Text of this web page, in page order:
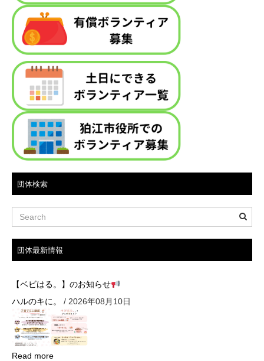
団体検索
団体最新情報
【ベビはる。】のお知らせ
ハルのキに。
/ 2026年08月10日
Read more